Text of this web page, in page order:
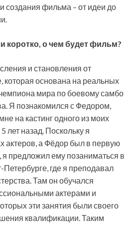
создания фильма – от идеи до
коротко, о чем будет фильм?
и становления от
которая основана на реальных
мира по боевому самбо
Я познакомился с Федором,
на кастинг одного из моих
лет назад. Поскольку я
актеров, а Фёдор был в первую
я предложил ему позаниматься в
где я преподавал
Там он обучался
актерами и
эти занятия были своего
квалификации. Таким